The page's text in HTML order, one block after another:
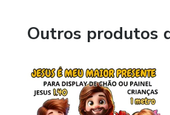
Outros produtos